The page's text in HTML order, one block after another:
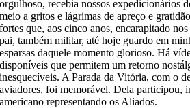
orgulhoso, recebia nossos expedicionários
meio a gritos e lágrimas deapreço e
fortes que, aos cincoanos, encarapitado
pai, também militar, até hoje guardo em
esparsas daquele momento glorioso.Há
disponíveisque permitem um retorno
inesquecíveis. A Parada da Vitória, com o
aviadores, foi memorável. Dela participou,
americano representando os Aliados.